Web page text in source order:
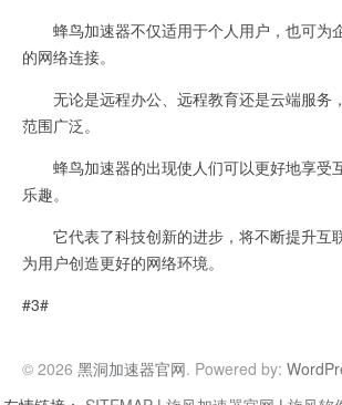
蜂鸟加速器不仅适用于个人用户，也可为
的网络连接。
无论是远程办公、远程教育还是云端服务
范围广泛。
蜂鸟加速器的出现使人们可以更好地享受
乐趣。
它代表了科技创新的进步，将不断提升互
为用户创造更好的网络环境。
#3#
© 2026 黑洞加速器官网. Powered by: